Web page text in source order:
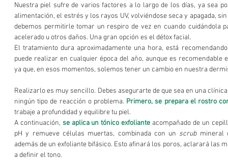
Nuestra piel sufre de varios factores a lo largo de los días, ya sea
alimentación, el estrés y los rayos UV, volviéndose seca y apagada,
debemos permitirle tomar un respiro de vez en cuando cuidándola
acelerado u otros daños. Una gran opción es el détox facial.
El tratamiento dura aproximadamente una hora, está
puede realizar en cualquier época del año, aunque es recomendable
ya que, en esos momentos, solemos tener un cambio en nuestra
Realizarlo es muy sencillo. Debes asegurarte de que sea en una
ningún tipo de reacción o problema. Primero, se prepara el rostro
trabaje a profundidad y equilibre tu piel.
A continuación, se aplica un tónico exfoliante acompañado de un
pH y remueve células muertas, combinada con un scrub mineral
además de un exfoliante bifásico. Esto afinará los poros, aclarará las
a definir el tono.